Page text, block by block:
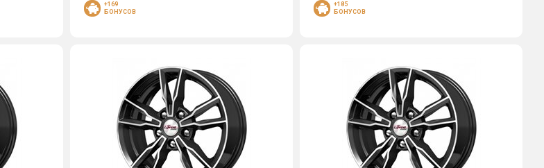
+169
БОНУСОВ
+185
БОНУСОВ